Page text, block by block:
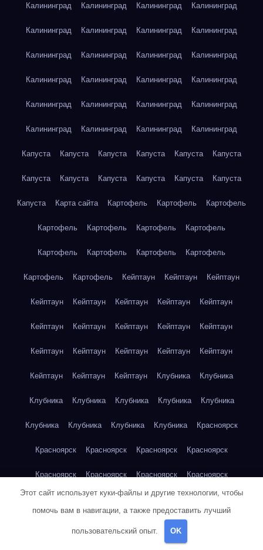
Калининград Калининград Калининград Калининград
Калининград Калининград Калининград Калининград
Калининград Калининград Калининград Калининград
Калининград Калининград Калининград Калининград
Калининград Калининград Калининград Калининград
Калининград Калининград Калининград Калининград
Капуста Капуста Капуста Капуста Капуста Капуста
Капуста Капуста Капуста Капуста Капуста Капуста
Капуста Карта сайта Картофель Картофель Картофель
Картофель Картофель Картофель Картофель
Картофель Картофель Картофель Картофель
Картофель Картофель Кейптаун Кейптаун Кейптаун
Кейптаун Кейптаун Кейптаун Кейптаун Кейптаун
Кейптаун Кейптаун Кейптаун Кейптаун Кейптаун
Кейптаун Кейптаун Кейптаун Кейптаун Кейптаун
Кейптаун Кейптаун Кейптаун Клубника Клубника
Клубника Клубника Клубника Клубника Клубника
Клубника Клубника Клубника Клубника Красноярск
Красноярск Красноярск Красноярск Красноярск
Красноярск Красноярск Красноярск Красноярск
Красноярск Красноярск Красноярск
Кукуруза
Этот сайт использует куки-файлы и другие технологии, чтобы
помочь вам в навигации, а также предоставить лучший
пользовательский опыт. OK